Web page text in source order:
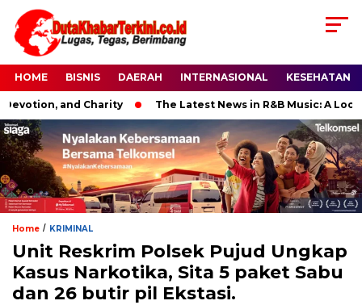
HOME BISNIS DAERAH INTERNASIONAL KESEHATAN
and Charity The Latest News in R&B Music: A Look at
Home / KRIMINAL
Unit Reskrim Polsek Pujud Ungkap
Kasus Narkotika, Sita 5 paket Sabu
dan 26 butir pil Ekstasi.